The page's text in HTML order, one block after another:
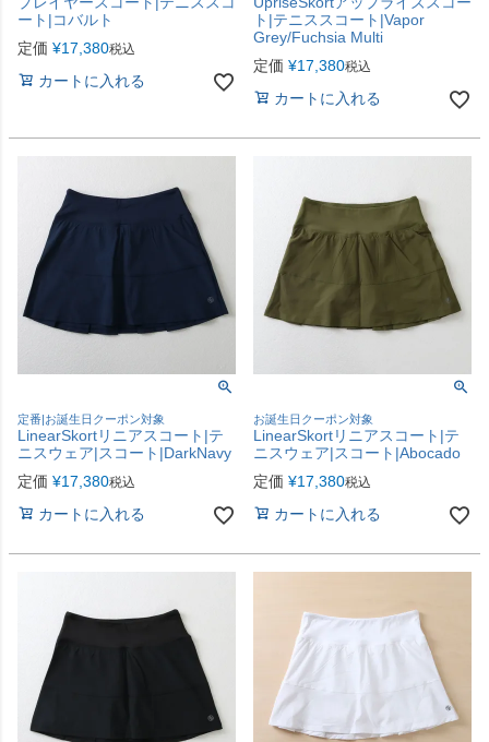
ート|コバルト
定価 ¥17,380税込
カートに入れる
ト|テニススコート|Vapor
Grey/Fuchsia Multi
定価 ¥17,380税込
カートに入れる
定番|お誕生日クーポン対象
LinearSkortリニアスコート|テ
ニスウェア|スコート|DarkNavy
定価 ¥17,380税込
カートに入れる
お誕生日クーポン対象
LinearSkortリニアスコート|テ
ニスウェア|スコート|Abocado
定価 ¥17,380税込
カートに入れる